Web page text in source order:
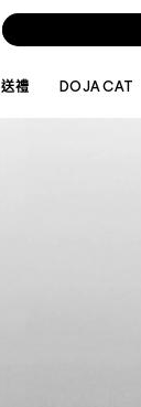
送禮 DOJA CAT